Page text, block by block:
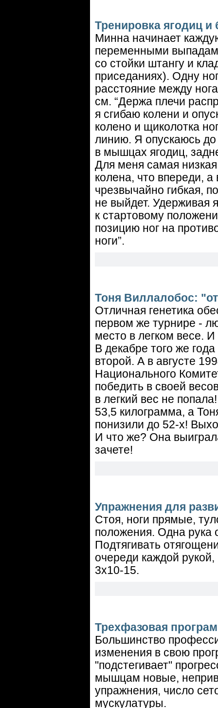
Тренировка ягодиц
Минна начинает
переменными
со стойки штангу и
приседаниях). Одну
расстояние между
см. “Держа плечи
я сгибаю колени и
колено и щиколотка
линию. Я опускаюсь до
в мышцах ягодиц,
Для меня самая
колена, что впереди,
чрезвычайно гибкая,
не выйдет. Удерживая
к стартовому
позицию ног на
ноги”.
Тоня Виллалобос:
Отличная генетика
первом же турнире -
место в легком весе. И
В декабре того же
второй. А в августе
Национального
победить в своей
в легкий вес не
53,5 килограмма, а
понизили до 52-х!
И что же? Она
зачете!
Упражнения для
Стоя, ноги прямые,
положения. Одна рука
Подтягивать
очереди каждой рукой,
3х10-15.
Трехфазовая
Большинство
изменения в свою
"подстегивает"
мышцам новые,
упражнения, число
мускулатуры.